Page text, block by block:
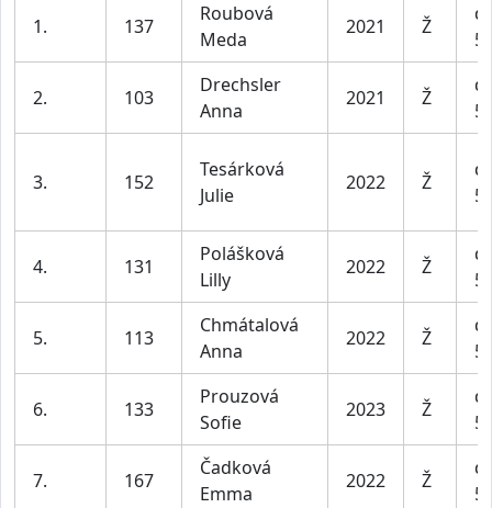
1. 137
Roubová
Meda
2021 Ž
5
2. 103
Drechsler
Anna
2021 Ž
5
3. 152
Tesárková
Julie
2022 Ž
5
4. 131
Polášková
Lilly
2022 Ž
5
5. 113
Chmátalová
Anna
2022 Ž
5
6. 133
Prouzová
Sofie
2023 Ž
5
7. 167
Čadková
Emma
2022 Ž
5